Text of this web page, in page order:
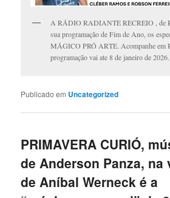
A RÁDIO RADIANTE RECREIO , de
sua programação de Fim de Ano, os
MÁGICO PRÓ ARTE. Acompanhe em
programação vai ate 8 de janeiro de 2026.
Publicado em Uncategorized
PRIMAVERA CURIÓ,
de Anderson Panza, na
de Aníbal Werneck é a